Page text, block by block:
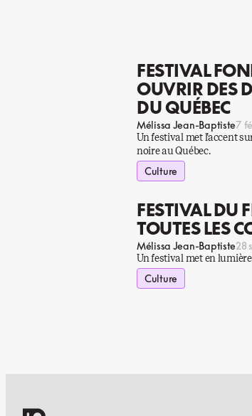
FESTIVAL
OUVRIR DES
DU QUÉBEC
Mélissa Jean-Baptiste7
Un festival met l’accent
noire au Québec.
Culture
FESTIVAL DU
TOUTES LES
Mélissa Jean-Baptiste28
Un festival met en
Culture